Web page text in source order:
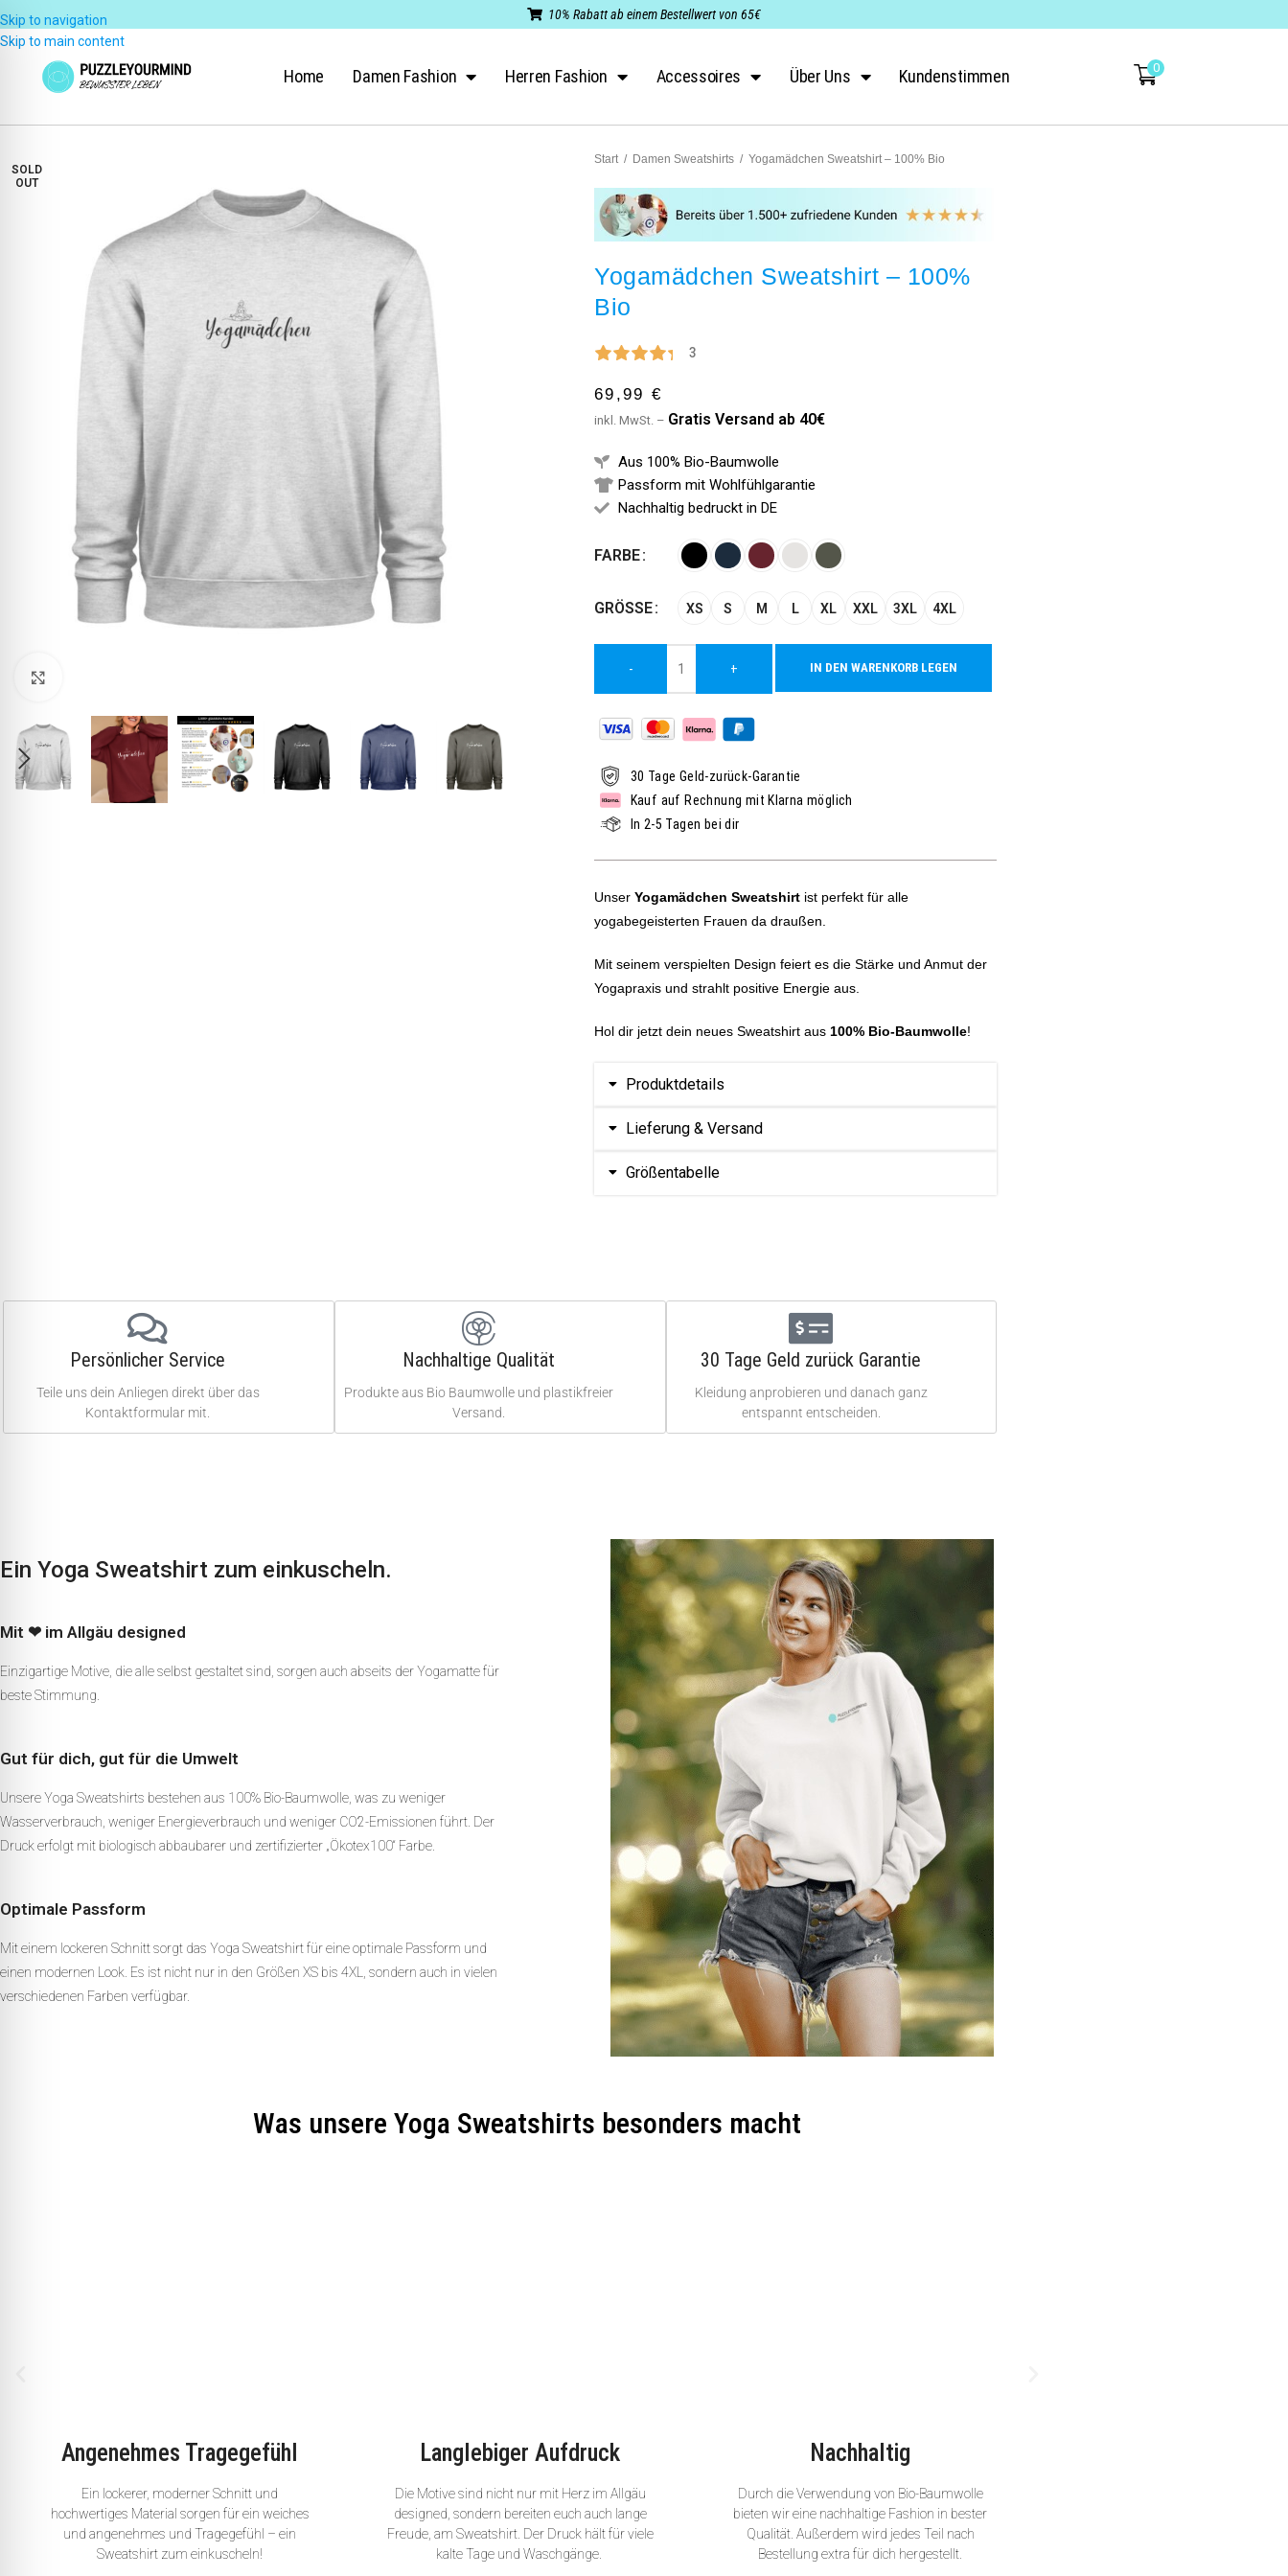
Skip to navigation
Skip to main content
10% Rabatt ab einem Bestellwert von 65€
Home Damen Fashion Herren Fashion Accessoires Über Uns Kundenstimmen 0
SOLD
OUT
Start / Damen Sweatshirts / Yogamädchen Sweatshirt – 100% Bio
Yogamädchen Sweatshirt – 100%
Bio
3
69,99 €
inkl. MwSt. – Gratis Versand ab 40€
Aus 100% Bio-Baumwolle
Passform mit Wohlfühlgarantie
Nachhaltig bedruckt in DE
FARBE
GRÖSSE XS S M L XL XXL 3XL 4XL
- + IN DEN WARENKORB LEGEN
Alternative:
30 Tage Geld-zurück-Garantie
Kauf auf Rechnung mit Klarna möglich
In 2-5 Tagen bei dir
Unser Yogamädchen Sweatshirt ist perfekt für alle
yogabegeisterten Frauen da draußen.
Mit seinem verspielten Design feiert es die Stärke und Anmut der
Yogapraxis und strahlt positive Energie aus.
Hol dir jetzt dein neues Sweatshirt aus 100% Bio-Baumwolle!
Produktdetails
Lieferung & Versand
Größentabelle
Persönlicher Service
Teile uns dein Anliegen direkt über das
Kontaktformular mit.
Nachhaltige Qualität
Produkte aus Bio Baumwolle und plastikfreier
Versand.
30 Tage Geld zurück Garantie
Kleidung anprobieren und danach ganz
entspannt entscheiden.
Ein Yoga Sweatshirt zum einkuscheln.
Mit ❤ im Allgäu designed
Einzigartige Motive, die alle selbst gestaltet sind, sorgen auch abseits der Yogamatte für
beste Stimmung.
Gut für dich, gut für die Umwelt
Unsere Yoga Sweatshirts bestehen aus 100% Bio-Baumwolle, was zu weniger
Wasserverbrauch, weniger Energieverbrauch und weniger CO2-Emissionen führt. Der
Druck erfolgt mit biologisch abbaubarer und zertifizierter „Ökotex100“ Farbe.
Optimale Passform
Mit einem lockeren Schnitt sorgt das Yoga Sweatshirt für eine optimale Passform und
einen modernen Look. Es ist nicht nur in den Größen XS bis 4XL, sondern auch in vielen
verschiedenen Farben verfügbar.
Was unsere Yoga Sweatshirts besonders macht
Angenehmes Tragegefühl
Ein lockerer, moderner Schnitt und
hochwertiges Material sorgen für ein weiches
und angenehmes und Tragegefühl – ein
Sweatshirt zum einkuscheln!
Langlebiger Aufdruck
Die Motive sind nicht nur mit Herz im Allgäu
designed, sondern bereiten euch auch lange
Freude, am Sweatshirt. Der Druck hält für viele
kalte Tage und Waschgänge.
Nachhaltig
Durch die Verwendung von Bio-Baumwolle
bieten wir eine nachhaltige Fashion in bester
Qualität. Außerdem wird jedes Teil nach
Bestellung extra für dich hergestellt.